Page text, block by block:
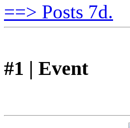
==> Posts 7d.
#1 | Event